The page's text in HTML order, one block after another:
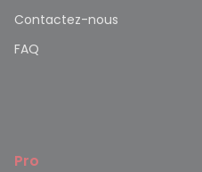
Contactez-nous
FAQ
Pro